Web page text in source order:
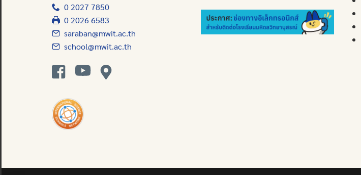
0 2027 7850
0 2026 6583
saraban@mwit.ac.th
school@mwit.ac.th